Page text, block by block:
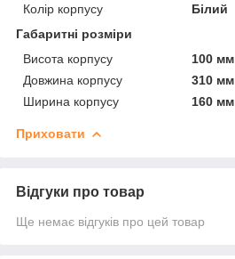
Колір корпусу
Білий
Габаритні розміри
Висота корпусу
100 мм
Довжина корпусу
310 мм
Ширина корпусу
160 мм
Приховати
Відгуки про товар
Ще немає відгуків про цей товар